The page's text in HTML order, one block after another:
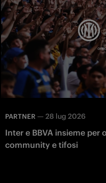
PARTNER — 28 lug 2026
Inter e BBVA insieme per
community e tifosi